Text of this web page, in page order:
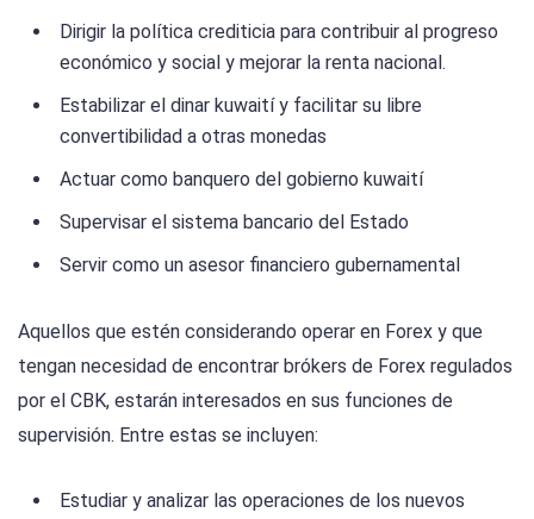
Dirigir la política crediticia para contribuir al progreso
económico y social y mejorar la renta nacional.
Estabilizar el dinar kuwaití y facilitar su libre
convertibilidad a otras monedas
Actuar como banquero del gobierno kuwaití
Supervisar el sistema bancario del Estado
Servir como un asesor financiero gubernamental
Aquellos que estén considerando operar en Forex y que
tengan necesidad de encontrar brókers de Forex regulados
por el CBK, estarán interesados en sus funciones de
supervisión. Entre estas se incluyen:
Estudiar y analizar las operaciones de los nuevos